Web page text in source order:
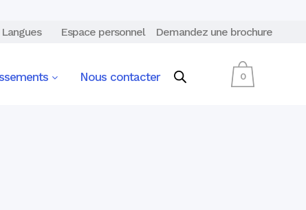
Langues Espace personnel Demandez une brochure
0
Nous contacter